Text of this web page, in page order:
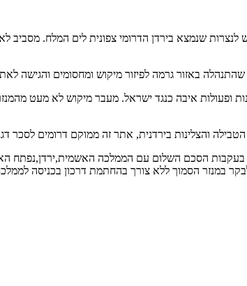
שנמצא בירדן הדרומי צפונית לים המלח. מסביב
הסתננות ופעולות איבה כנגד ישראל. מעבר מיקוש לא
בעקבות הסכם השלום עם הממלכה
במנזר הסמוך ללא צורך בהחתמת דרכון בכניסה